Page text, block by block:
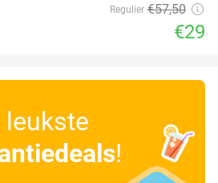
Regulier €57,50
€29
leukste
!